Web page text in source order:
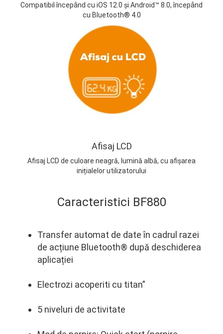
Compatibil începând cu iOS 12.0 și Android™ 8.0, începând
cu Bluetooth® 4.0
Afisaj LCD
Afisaj LCD de culoare neagră, lumină albă, cu afișarea
inițialelor utilizatorului
Caracteristici BF880
Transfer automat de date în cadrul razei
de acțiune Bluetooth® după deschiderea
aplicației
Electrozi acoperiti cu titan”
5 niveluri de activitate